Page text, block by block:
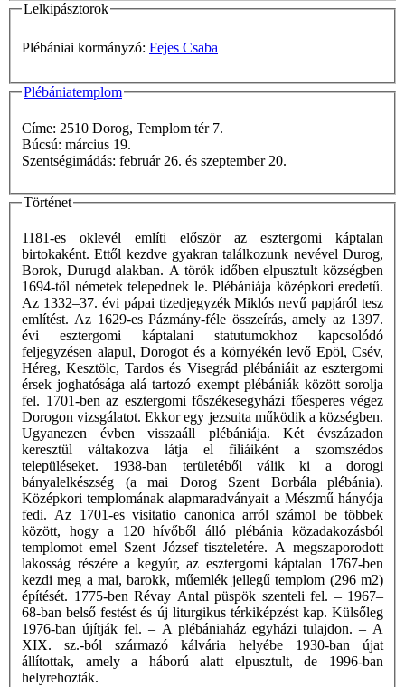
Lelkipásztorok
Plébániai kormányzó: Fejes Csaba
Plébániatemplom
Címe: 2510 Dorog, Templom tér 7.
Búcsú: március 19.
Szentségimádás: február 26. és szeptember 20.
Történet
1181-es oklevél említi először az esztergomi káptalan
birtokaként. Ettől kezdve gyakran találkozunk nevével Durog,
Borok, Durugd alakban. A török időben elpusztult községben
1694-től németek telepednek le. Plébániája középkori eredetű.
Az 1332–37. évi pápai tizedjegyzék Miklós nevű papjáról tesz
említést. Az 1629-es Pázmány-féle összeírás, amely az 1397.
évi esztergomi káptalani statutumokhoz kapcsolódó
feljegyzésen alapul, Dorogot és a környékén levő Epöl, Csév,
Héreg, Kesztölc, Tardos és Visegrád plébániáit az esztergomi
érsek joghatósága alá tartozó exempt plébániák között sorolja
fel. 1701-ben az esztergomi főszékesegyházi főesperes végez
Dorogon vizsgálatot. Ekkor egy jezsuita működik a községben.
Ugyanezen évben visszaáll plébániája. Két évszázadon
keresztül váltakozva látja el filiáiként a szomszédos
településeket. 1938-ban területéből válik ki a dorogi
bányalelkészség (a mai Dorog Szent Borbála plébánia).
Középkori templomának alapmaradványait a Mészmű hányója
fedi. Az 1701-es visitatio canonica arról számol be többek
között, hogy a 120 hívőből álló plébánia közadakozásból
templomot emel Szent József tiszteletére. A megszaporodott
lakosság részére a kegyúr, az esztergomi káptalan 1767-ben
kezdi meg a mai, barokk, műemlék jellegű templom (296 m2)
építését. 1775-ben Révay Antal püspök szenteli fel. – 1967–
68-ban belső festést és új liturgikus térkiképzést kap. Külsőleg
1976-ban újítják fel. – A plébániaház egyházi tulajdon. – A
XIX. sz.-ból származó kálvária helyébe 1930-ban újat
állítottak, amely a háború alatt elpusztult, de 1996-ban
helyrehozták.